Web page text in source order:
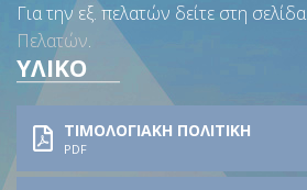
Για την εξ. πελατών δείτε στη σελίδα
Πελατών.
ΥΛΙΚΟ
ΤΙΜΟΛΟΓΙΑΚΗ ΠΟΛΙΤΙΚΗ
PDF